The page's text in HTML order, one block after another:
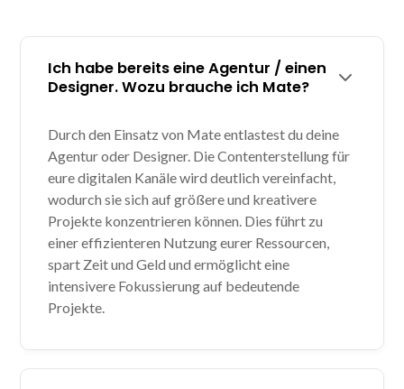
Ich habe bereits eine Agentur / einen
Designer. Wozu brauche ich Mate?
Durch den Einsatz von Mate entlastest du deine
Agentur oder Designer. Die Contenterstellung für
eure digitalen Kanäle wird deutlich vereinfacht,
wodurch sie sich auf größere und kreativere
Projekte konzentrieren können. Dies führt zu
einer effizienteren Nutzung eurer Ressourcen,
spart Zeit und Geld und ermöglicht eine
intensivere Fokussierung auf bedeutende
Projekte.